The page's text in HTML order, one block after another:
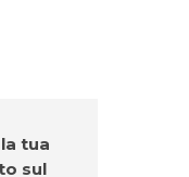
tua
sul